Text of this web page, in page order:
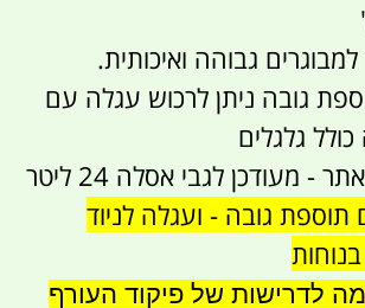
ליטר למבוגרים גבוהה ואיכותית.
גובה ניתן לרכוש עגלה עם
גלגלים
יש סרט וידאו באתר - מעודכן לגבי אסלה 24 ליטר
תוספת גובה - ועגלה לניוד
לדרישות של פיקוד העורף